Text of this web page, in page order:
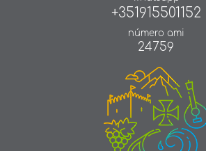
+351915501152
número ami
24759